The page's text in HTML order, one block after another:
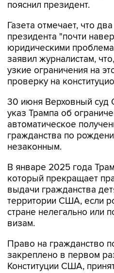
пояснил президент.
Газета отмечает, что
президента "почти
юридическими
заявил журналистам,
узкие ограничения на
проверку на
30 июня Верховный суд
указ Трампа об
автоматическое
гражданства по
незаконным.
В январе 2025 года
который прекращает
выдачи гражданства
территории США, если
стране нелегально или
визам.
Право на гражданство
закреплено в первом
Конституции США,